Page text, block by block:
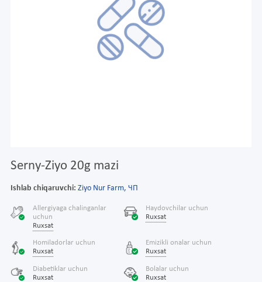
Serny-Ziyo 20g mazi
Ishlab chiqaruvchi: Ziyo Nur Farm, ЧП
Allergiyaga chalinganlar
uchun
Ruxsat
Haydovchilar uchun
Ruxsat
Homiladorlar uchun
Ruxsat
Emizikli onalar uchun
Ruxsat
Diabetiklar uchun
Ruxsat
Bolalar uchun
Ruxsat